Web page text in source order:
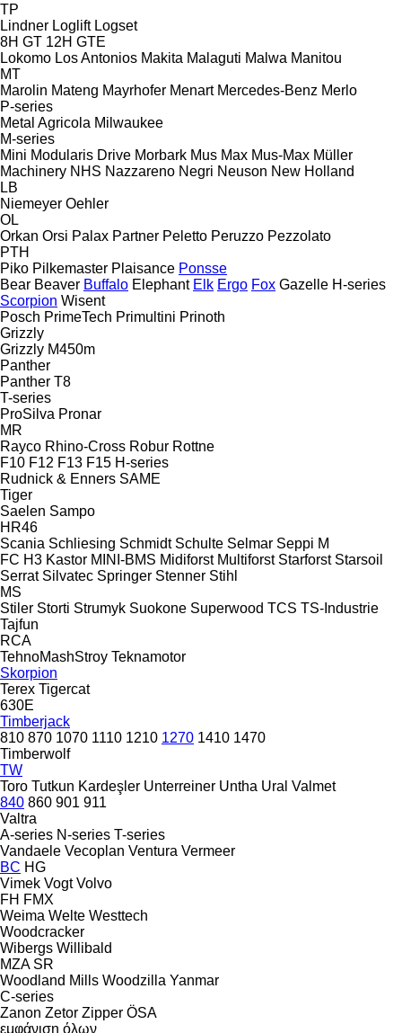
TP
Lindner Loglift Logset
8H GT 12H GTE
Lokomo Los Antonios Makita Malaguti Malwa Manitou
MT
Marolin Mateng Mayrhofer Menart Mercedes-Benz Merlo
P-series
Metal Agricola Milwaukee
M-series
Mini Modularis Drive Morbark Mus Max Mus-Max Müller
Machinery NHS Nazzareno Negri Neuson New Holland
LB
Niemeyer Oehler
OL
Orkan Orsi Palax Partner Peletto Peruzzo Pezzolato
PTH
Piko Pilkemaster Plaisance Ponsse
Bear Beaver Buffalo Elephant Elk Ergo Fox Gazelle H-series
Scorpion Wisent
Posch PrimeTech Primultini Prinoth
Grizzly
Grizzly M450m
Panther
Panther T8
T-series
ProSilva Pronar
MR
Rayco Rhino-Cross Robur Rottne
F10 F12 F13 F15 H-series
Rudnick & Enners SAME
Tiger
Saelen Sampo
HR46
Scania Schliesing Schmidt Schulte Selmar Seppi M
FC H3 Kastor MINI-BMS Midiforst Multiforst Starforst Starsoil
Serrat Silvatec Springer Stenner Stihl
MS
Stiler Storti Strumyk Suokone Superwood TCS TS-Industrie
Tajfun
RCA
TehnoMashStroy Teknamotor
Skorpion
Terex Tigercat
630E
Timberjack
810 870 1070 1110 1210 1270 1410 1470
Timberwolf
TW
Toro Tutkun Kardeşler Unterreiner Untha Ural Valmet
840 860 901 911
Valtra
A-series N-series T-series
Vandaele Vecoplan Ventura Vermeer
BC HG
Vimek Vogt Volvo
FH FMX
Weima Welte Westtech
Woodcracker
Wibergs Willibald
MZA SR
Woodland Mills Woodzilla Yanmar
C-series
Zanon Zetor Zipper ÖSA
εμφάνιση όλων